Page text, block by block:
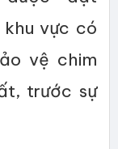
vực có
vệ chim
trước sự